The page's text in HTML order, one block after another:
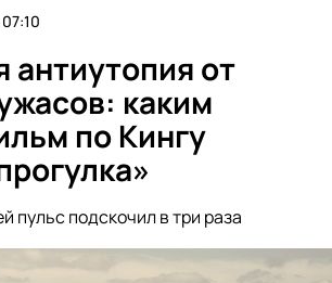
антиутопия от
каким
по Кингу
пульс подскочил в три раза